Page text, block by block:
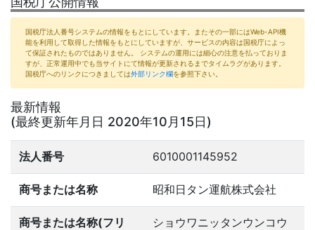
国税庁法人番号システムの情報をもとにしています。またその一部にはWeb-API機
能を利用して取得した情報をもとにしていますが、サービスの内容は国税庁によっ
て保証されたものではありません。 システムの運用には細心の注意を払っておりま
すが、正常運用中でも当サイトにて情報が更新されるまでタイムラグがあります。
国税庁へのリンクにつきましては外部リンク欄を参照下さい。
最新情報
(最終更新年月日 2020年10月15日)
法人番号 6010001145952
商号または名称 昭和日タン運航株式会社
商号または名称(フリ
ショウワニッタンウンコウ